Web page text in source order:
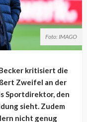
Foto: IMAGO
kritisiert die
Zweifel an der
Sportdirektor, den
sieht. Zudem
nicht genug